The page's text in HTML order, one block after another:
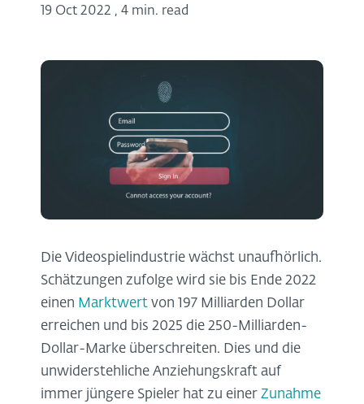
19 Oct 2022 , 4 min. read
Die Videospielindustrie wächst unaufhörlich.
Schätzungen zufolge wird sie bis Ende 2022
einen Marktwert von 197 Milliarden Dollar
erreichen und bis 2025 die 250-Milliarden-
Dollar-Marke überschreiten. Dies und die
unwiderstehliche Anziehungskraft auf
immer jüngere Spieler hat zu einer Zunahme